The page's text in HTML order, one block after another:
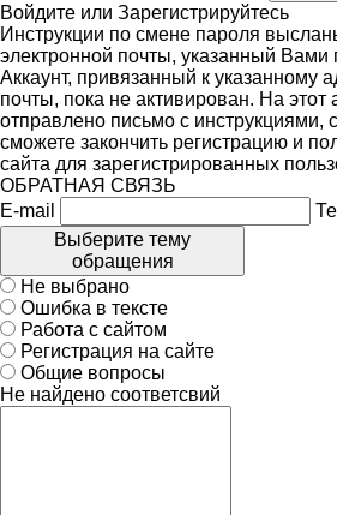
Войдите или Зарегистрируйтесь
Инструкции по смене пароля
электронной почты, указанный Вами
Аккаунт, привязанный к указанному
почты, пока не активирован. На этот
отправлено письмо с инструкциями,
сможете закончить регистрацию и
сайта для зарегистрированных
ОБРАТНАЯ СВЯЗЬ
E-mail
Выберите тему
обращения
Не выбрано
Ошибка в тексте
Работа с сайтом
Регистрация на сайте
Общие вопросы
Не найдено соответсвий